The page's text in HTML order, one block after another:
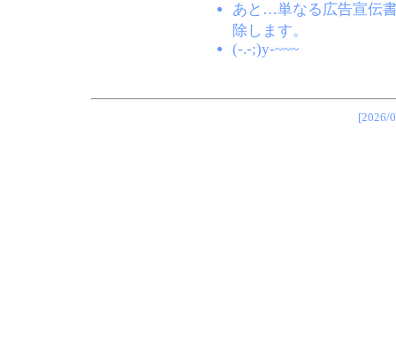
あと…単なる広告宣伝
除します。
(-.-;)y-~~~
[2026/